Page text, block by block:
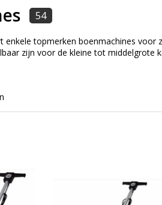
54
enkele topmerken boenmachines
zijn voor de kleine tot middelgrote